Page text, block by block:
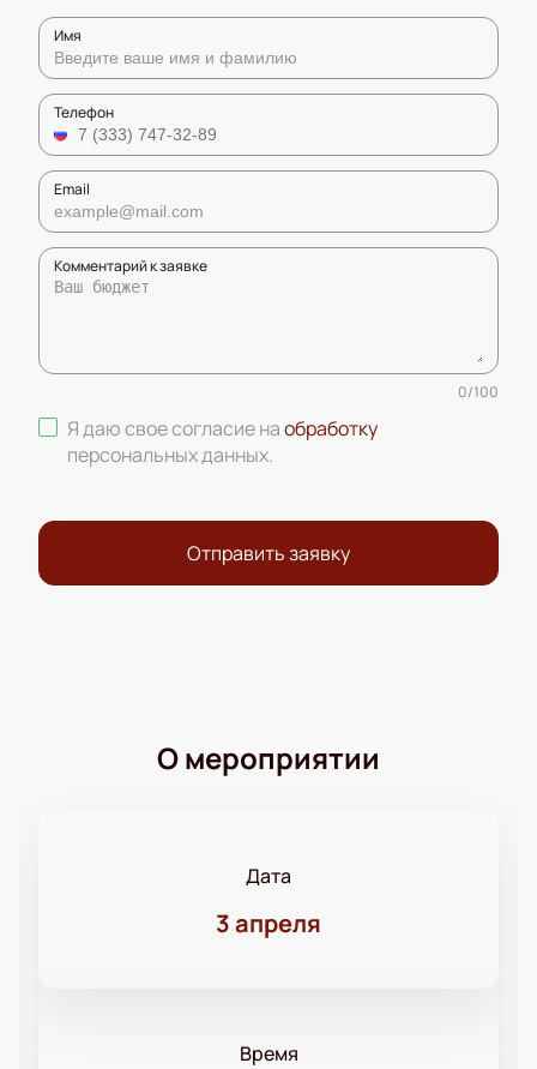
Имя
Телефон
Email
Комментарий к заявке
0/100
Я даю свое согласие наобработку
персональных данных.
Отправить заявку
О мероприятии
Дата
3 апреля
Время